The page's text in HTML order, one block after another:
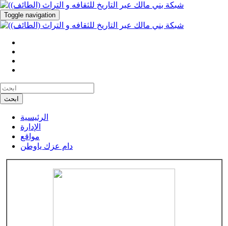
Toggle navigation
ابحث
الرئيسية
الإدارة
مواقع
دام عزك ياوطن